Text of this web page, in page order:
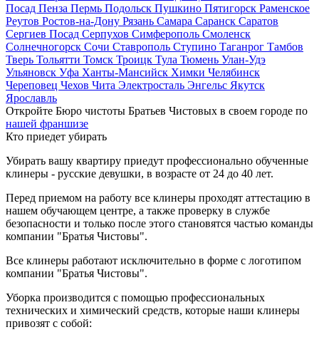
Посад Пенза Пермь Подольск Пушкино Пятигорск Раменское
Реутов Ростов-на-Дону Рязань Самара Саранск Саратов
Сергиев Посад Серпухов Симферополь Смоленск
Солнечногорск Сочи Ставрополь Ступино Таганрог Тамбов
Тверь Тольятти Томск Троицк Тула Тюмень Улан-Удэ
Ульяновск Уфа Ханты-Мансийск Химки Челябинск
Череповец Чехов Чита Электросталь Энгельс Якутск
Ярославль
Откройте Бюро чистоты Братьев Чистовых в своем городе по
нашей франшизе
Кто приедет убирать
Убирать вашу квартиру приедут профессионально обученные
клинеры - русские девушки, в возрасте от 24 до 40 лет.
Перед приемом на работу все клинеры проходят аттестацию в
нашем обучающем центре, а также проверку в службе
безопасности и только после этого становятся частью команды
компании "Братья Чистовы".
Все клинеры работают исключительно в форме с логотипом
компании "Братья Чистовы".
Уборка производится с помощью профессиональных
технических и химический средств, которые наши клинеры
привозят с собой: